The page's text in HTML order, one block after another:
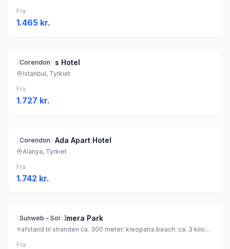
Fra
1.465 kr.
Corendon
All Seasons Hotel
Istanbul, Tyrkiet
Fra
1.727 kr.
Corendon
Cleopatra Ada Apart Hotel
Alanya, Tyrkiet
Fra
1.742 kr.
Sunweb - Sol
Lejligheder Almera Park
afstand til stranden ca. 300 meter: kleopatra beach: ca. 3 kilometer (sandstrand), Tyrkiet
Fra